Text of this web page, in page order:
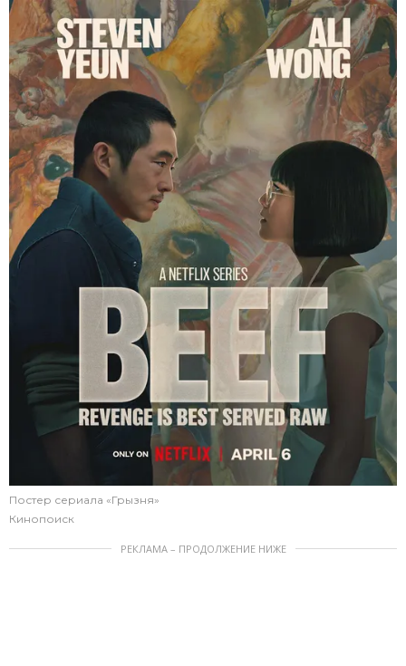
Постер сериала «Грызня»
Кинопоиск
РЕКЛАМА – ПРОДОЛЖЕНИЕ НИЖЕ